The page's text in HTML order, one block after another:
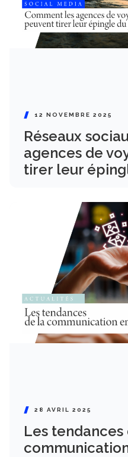
12 NOVEMBRE 2025
Réseaux
agences de
tirer leur
28 AVRIL 2025
Les tendances